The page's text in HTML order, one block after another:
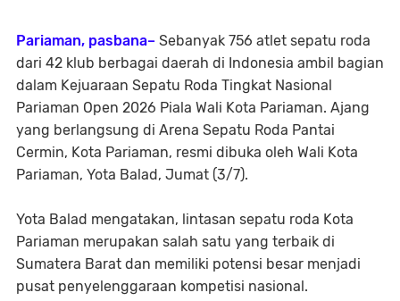
Pariaman, pasbana– Sebanyak 756 atlet sepatu roda
dari 42 klub berbagai daerah di Indonesia ambil bagian
dalam Kejuaraan Sepatu Roda Tingkat Nasional
Pariaman Open 2026 Piala Wali Kota Pariaman. Ajang
yang berlangsung di Arena Sepatu Roda Pantai
Cermin, Kota Pariaman, resmi dibuka oleh Wali Kota
Pariaman, Yota Balad , Jumat (3/7).
Yota Balad mengatakan, lintasan sepatu roda Kota
Pariaman merupakan salah satu yang terbaik di
Sumatera Barat dan memiliki potensi besar menjadi
pusat penyelenggaraan kompetisi nasional.